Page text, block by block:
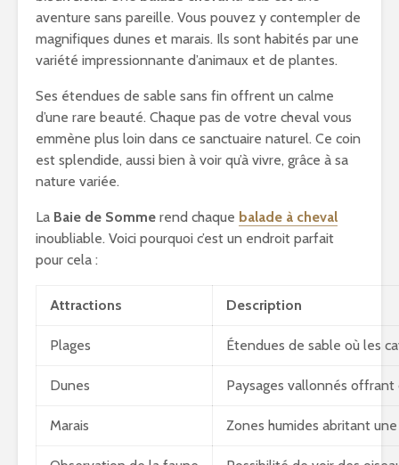
aventure sans pareille. Vous pouvez y contempler de
magnifiques dunes et marais. Ils sont habités par une
variété impressionnante d’animaux et de plantes.
Ses étendues de sable sans fin offrent un calme
d’une rare beauté. Chaque pas de votre cheval vous
emmène plus loin dans ce sanctuaire naturel. Ce coin
est splendide, aussi bien à voir qu’à vivre, grâce à sa
nature variée.
La Baie de Somme rend chaque balade à cheval
inoubliable. Voici pourquoi c’est un endroit parfait
pour cela :
Attractions Description
Plages Étendues de sable où les
Dunes Paysages vallonnés offrant
Marais Zones humides abritant